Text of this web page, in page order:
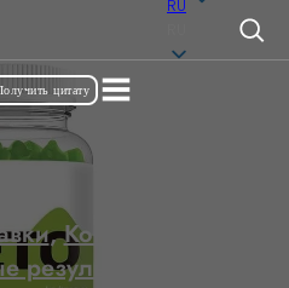
RU
цитату
,Контроль веса и
результаты